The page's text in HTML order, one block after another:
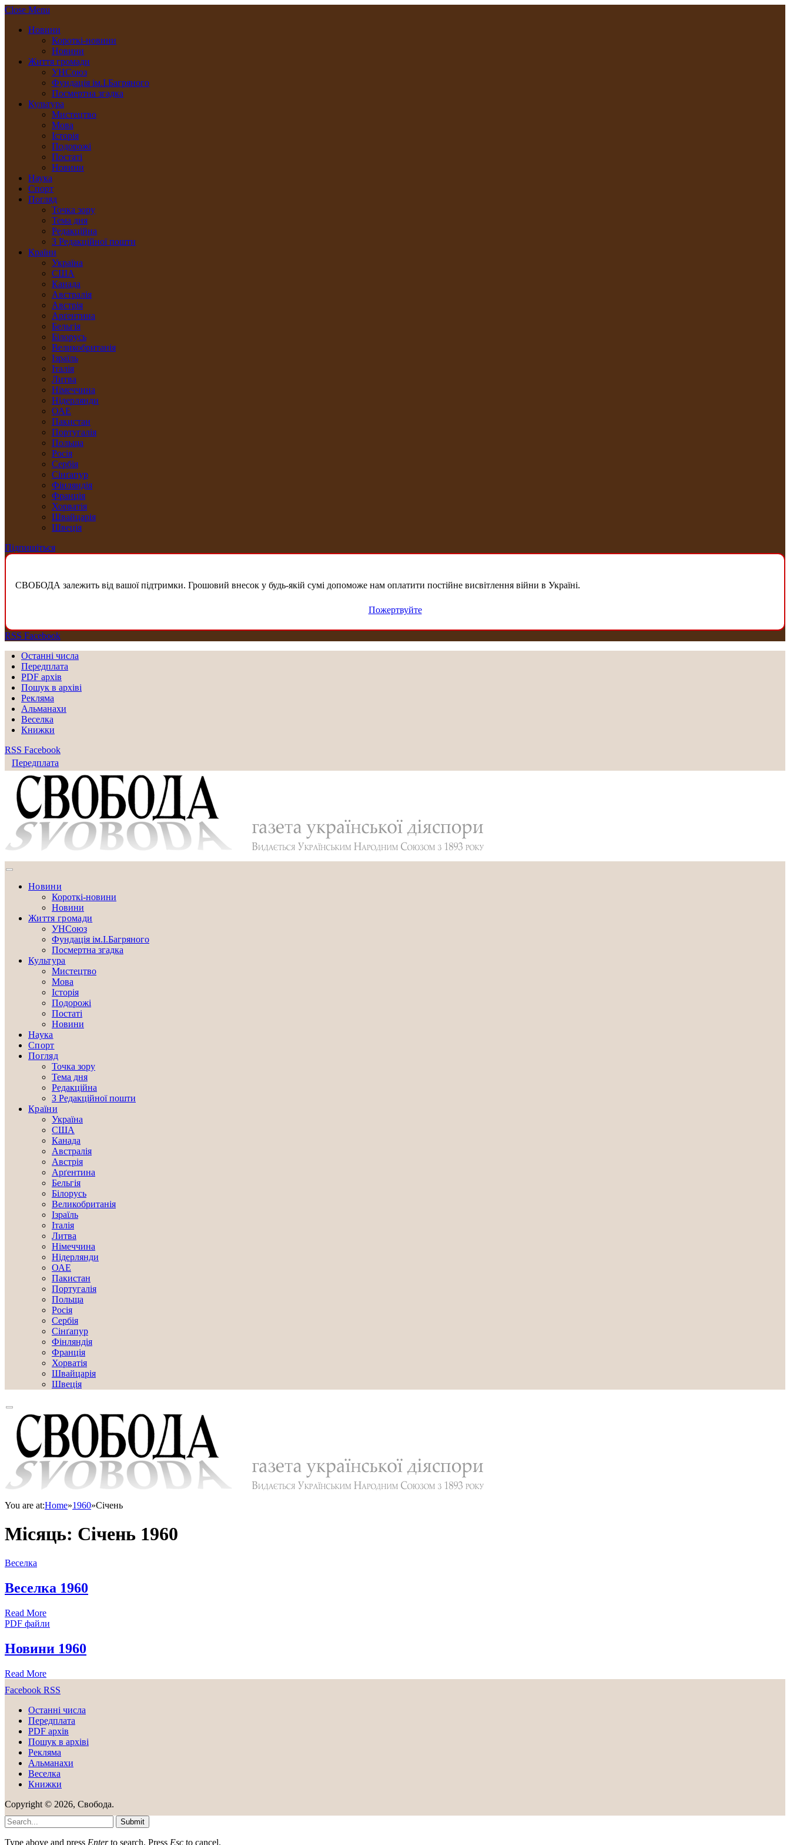
Close Menu
Новини
Короткі-новини
Новини
Життя громади
УНСоюз
Фундація ім.І.Багряного
Посмертна згадка
Культура
Мистецтво
Мова
Історія
Подорожі
Постаті
Новини
Наука
Спорт
Погляд
Точка зору
Тема дня
Редакційна
З Редакційної пошти
Країни
Україна
США
Канада
Австралія
Австрія
Арґентина
Бельгія
Білорусь
Великобританія
Ізраїль
Італія
Литва
Німеччина
Нідерлянди
ОАЕ
Пакистан
Португалія
Польща
Росія
Сербія
Сінґапур
Фінляндія
Франція
Хорватія
Швайцарія
Швеція
Підпишіться
СВОБОДА залежить від вашої підтримки. Грошовий внесок у будь-якій сумі допоможе нам оплатити постійне висвітлення війни в Україні.
Пожертвуйте
RSS Facebook
Останні числа
Передплата
PDF aрхів
Пошук в архіві
Рекляма
Альманахи
Веселка
Книжки
RSS Facebook
Передплата
Новини
Короткі-новини
Новини
Життя громади
УНСоюз
Фундація ім.І.Багряного
Посмертна згадка
Культура
Мистецтво
Мова
Історія
Подорожі
Постаті
Новини
Наука
Спорт
Погляд
Точка зору
Тема дня
Редакційна
З Редакційної пошти
Країни
Україна
США
Канада
Австралія
Австрія
Арґентина
Бельгія
Білорусь
Великобританія
Ізраїль
Італія
Литва
Німеччина
Нідерлянди
ОАЕ
Пакистан
Португалія
Польща
Росія
Сербія
Сінґапур
Фінляндія
Франція
Хорватія
Швайцарія
Швеція
You are at:Home»1960»Січень
Місяць: Січень 1960
Веселка
Веселка 1960
Read More
PDF файли
Новини 1960
Read More
Facebook RSS
Останні числа
Передплата
PDF aрхів
Пошук в архіві
Рекляма
Альманахи
Веселка
Книжки
Copyright © 2026, Свобода.
Submit
Type above and press Enterto search. Press Esc to cancel.